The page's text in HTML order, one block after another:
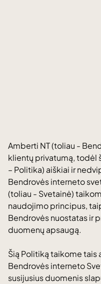
Amberti NT (toliau -
klientų privatumą, todėl
– Politika) aiškiai ir
Bendrovės interneto
(toliau - Svetainė)
naudojimo principus,
Bendrovės nuostatas ir
duomenų apsaugą.
Šią Politiką taikome tais
Bendrovės interneto
susijusius duomenis